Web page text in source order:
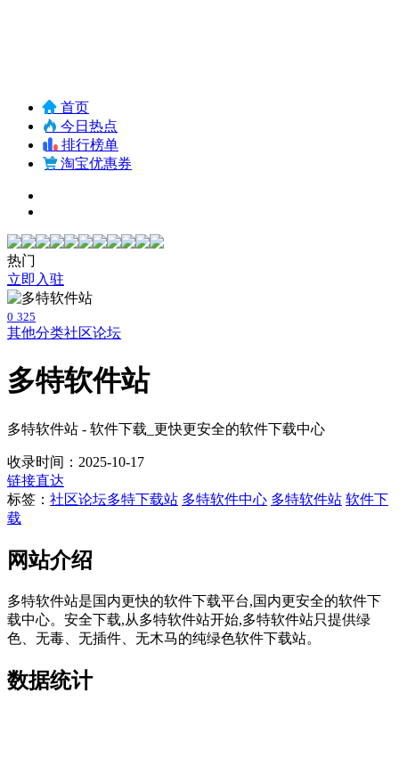
首页
今日热点
排行榜单
淘宝优惠券
热门
立即入驻
0 325
其他分类社区论坛
多特软件站
多特软件站 - 软件下载_更快更安全的软件下载中心
收录时间：2025-10-17
链接直达
标签： 社区论坛多特下载站 多特软件中心 多特软件站 软件下
载
网站介绍
多特软件站是国内更快的软件下载平台,国内更安全的软件下
载中心。安全下载,从多特软件站开始,多特软件站只提供绿
色、无毒、无插件、无木马的纯绿色软件下载站。
数据统计